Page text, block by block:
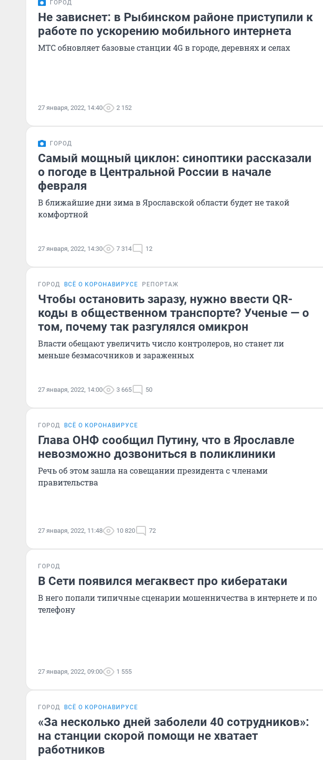
ГОРОД
Не зависнет: в Рыбинском районе приступили к
работе по ускорению мобильного интернета
МТС обновляет базовые станции 4G в городе, деревнях и селах
27 января, 2022, 14:40 2 152
ГОРОД
Самый мощный циклон: синоптики рассказали
о погоде в Центральной России в начале
февраля
В ближайшие дни зима в Ярославской области будет не такой
комфортной
27 января, 2022, 14:30 7 314 12
ГОРОД ВСЁ О КОРОНАВИРУСЕ РЕПОРТАЖ
Чтобы остановить заразу, нужно ввести QR-
коды в общественном транспорте? Ученые — о
том, почему так разгулялся омикрон
Власти обещают увеличить число контролеров, но станет ли
меньше безмасочников и зараженных
27 января, 2022, 14:00 3 665 50
ГОРОД ВСЁ О КОРОНАВИРУСЕ
Глава ОНФ сообщил Путину, что в Ярославле
невозможно дозвониться в поликлиники
Речь об этом зашла на совещании президента с членами
правительства
27 января, 2022, 11:48 10 820 72
ГОРОД
В Сети появился мегаквест про кибератаки
В него попали типичные сценарии мошенничества в интернете и по
телефону
27 января, 2022, 09:00 1 555
ГОРОД ВСЁ О КОРОНАВИРУСЕ
«За несколько дней заболели 40 сотрудников»:
на станции скорой помощи не хватает
работников